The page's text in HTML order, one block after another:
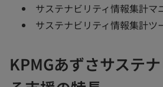
サステナビリティ情報集計マ
サステナビリティ情報集計ツ
KPMGあずさサステ